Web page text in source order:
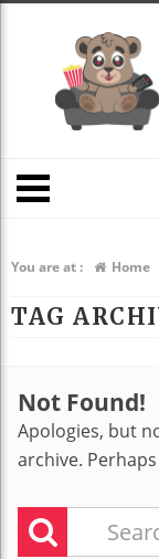
You are at : Home
TAG
Not Found!
Apologies, but
archive.